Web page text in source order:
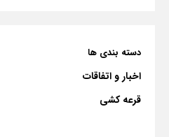
دسته بندی ها
اخبار و اتفاقات
قرعه کشی